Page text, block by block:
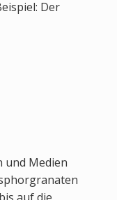
Der
und Medien